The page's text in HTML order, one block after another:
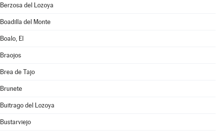
Berzosa del Lozoya
Boadilla del Monte
Boalo, El
Braojos
Brea de Tajo
Brunete
Buitrago del Lozoya
Bustarviejo